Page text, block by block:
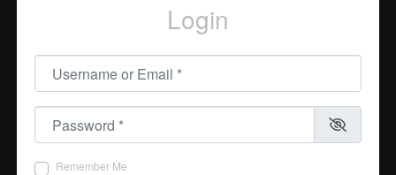
Login
Username or Email
Password
Remember Me